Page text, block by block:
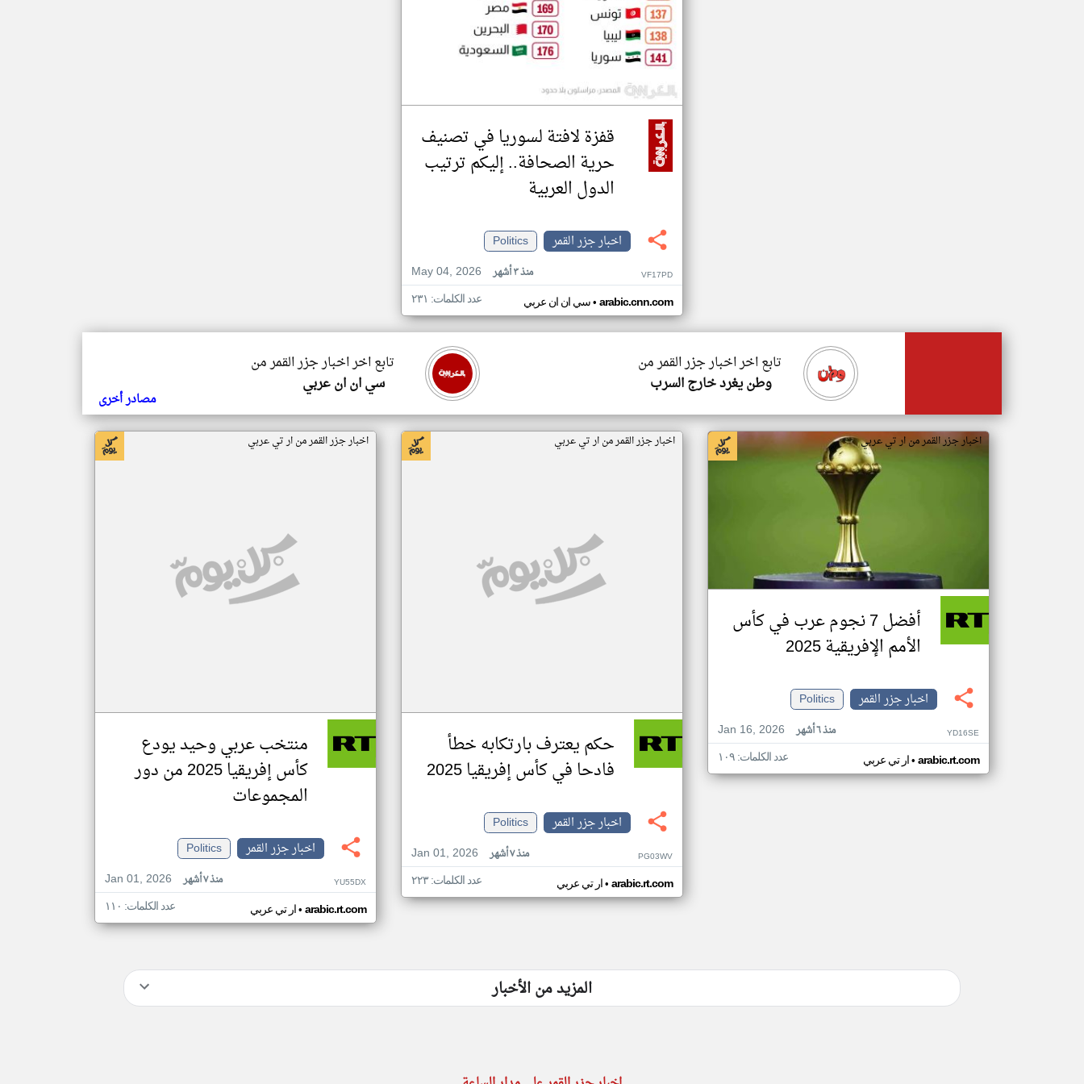
قفزة لافتة لسوريا في تصنيف
حرية الصحافة.. إليكم ترتيب
الدول العربية
اخبار جزر القمر
Politics
May 04, 2026
منذ ٣ أشهر VF17PD
سي ان ان عربي• arabic.cnn.com عدد الكلمات: ٢٣١
تابع اخر اخبار جزر القمر من
سي ان ان عربي
تابع اخر اخبار جزر القمر من
وطن يغرد خارج السرب
مصادر أخرى
اخبار جزر القمر من ار تي عربي
أفضل 7 نجوم عرب في كأس
الأمم الإفريقية 2025
اخبار جزر القمر
Politics
Jan 16, 2026
منذ ٦ أشهر YD16SE
ار تي عربي• arabic.rt.com عدد الكلمات: ١٠٩
اخبار جزر القمر من ار تي عربي
حكم يعترف بارتكابه خطأ
فادحا في كأس إفريقيا 2025
اخبار جزر القمر
Politics
Jan 01, 2026
منذ ٧ أشهر PG03WV
ار تي عربي• arabic.rt.com عدد الكلمات: ٢٢٣
اخبار جزر القمر من ار تي عربي
منتخب عربي وحيد يودع
كأس إفريقيا 2025 من دور
المجموعات
اخبار جزر القمر
Politics
Jan 01, 2026
منذ ٧ أشهر YU55DX
ار تي عربي• arabic.rt.com عدد الكلمات: ١١٠
المزيد من الأخبار